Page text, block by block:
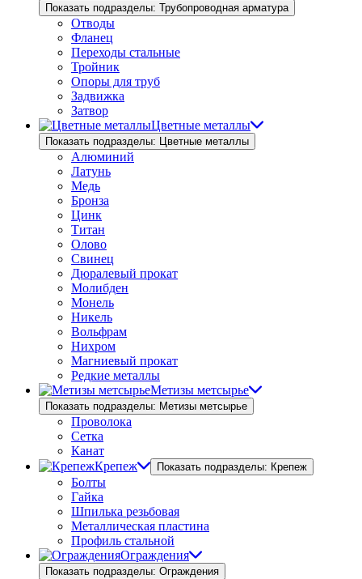
Показать подразделы: Трубопроводная арматура
Отводы
Фланец
Переходы стальные
Тройник
Опоры для труб
Задвижка
Затвор
Цветные металлы
Показать подразделы: Цветные металлы
Алюминий
Латунь
Медь
Бронза
Цинк
Титан
Олово
Свинец
Дюралевый прокат
Молибден
Монель
Никель
Вольфрам
Нихром
Магниевый прокат
Редкие металлы
Метизы метсырье
Показать подразделы: Метизы метсырье
Проволока
Сетка
Канат
Крепеж
Показать подразделы: Крепеж
Болты
Гайка
Шпилька резьбовая
Металлическая пластина
Профиль стальной
Ограждения
Показать подразделы: Ограждения